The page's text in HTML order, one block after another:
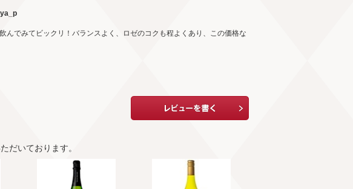
でみてビックリ！バランスよく、ロゼのコクも程よくあり、この価格な
だいております。